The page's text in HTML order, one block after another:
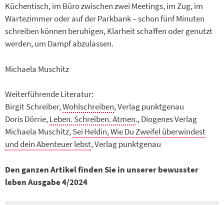
Küchentisch, im Büro zwischen zwei Meetings, im Zug, im
Wartezimmer oder auf der Parkbank – schon fünf Minuten
schreiben können beruhigen, Klarheit schaffen oder genutzt
werden, um Dampf abzulassen.
Michaela Muschitz
Weiterführende Literatur:
Birgit Schreiber,Wohlschreiben, Verlag punktgenau
Doris Dörrie,Leben. Schreiben. Atmen., Diogenes Verlag
Michaela Muschitz,Sei Heldin, Wie Du Zweifel überwindest
und dein Abenteuer lebst, Verlag punktgenau
Den ganzen Artikel finden Sie in unserer bewusster
leben Ausgabe 4/2024